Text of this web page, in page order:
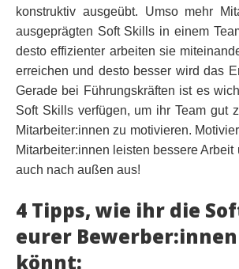
konstruktiv ausgeübt. Umso mehr
ausgeprägten Soft Skills in einem
desto effizienter arbeiten sie
erreichen und desto besser wird das
Gerade bei Führungskräften ist es
Soft Skills verfügen, um ihr Team gut
Mitarbeiter:innen zu motivieren.
Mitarbeiter:innen leisten bessere Arbeit
auch nach außen aus!
4 Tipps, wie ihr die
eurer
könnt: